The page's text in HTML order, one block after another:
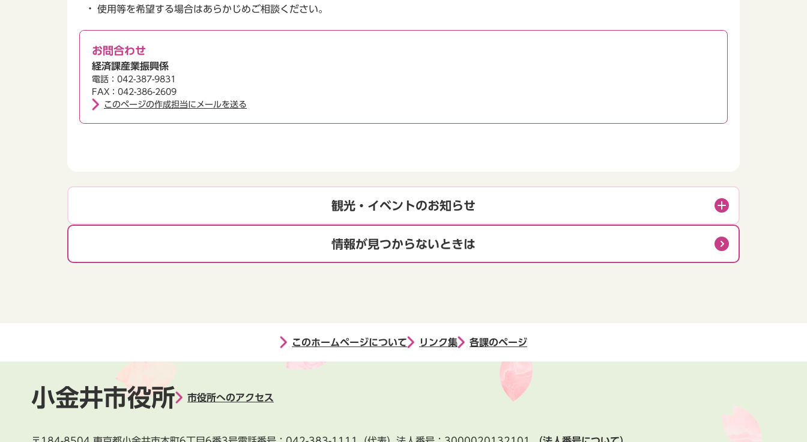
使用等を希望する場合はあらかじめご相談ください。
お問合わせ
経済課産業振興係
電話：042-387-9831
FAX：042-386-2609
このページの作成担当にメールを送る
観光・イベントのお知らせ
情報が見つからないときは
このホームページについて リンク集 各課のページ
小金井市役所 市役所へのアクセス